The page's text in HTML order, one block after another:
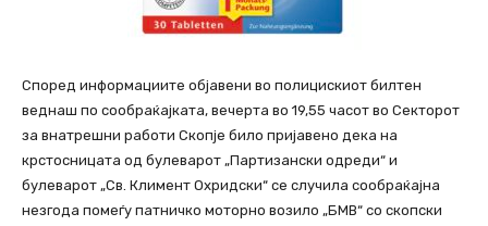
Според информациите објавени во полицискиот билтен
веднаш по сообраќајката, вечерта во 19,55 часот во Секторот
за внатрешни работи Скопје било пријавено дека на
крстосницата од булеварот „Партизански одреди“ и
булеварот „Св. Климент Охридски“ се случила сообраќајна
незгода помеѓу патничко моторно возило „БМВ“ со скопски